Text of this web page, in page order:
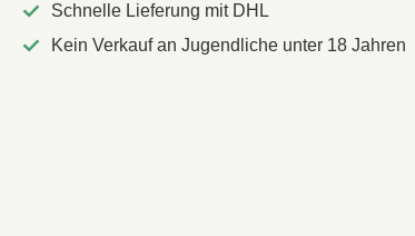
Schnelle Lieferung mit DHL
Kein Verkauf an Jugendliche unter 18 Jahren